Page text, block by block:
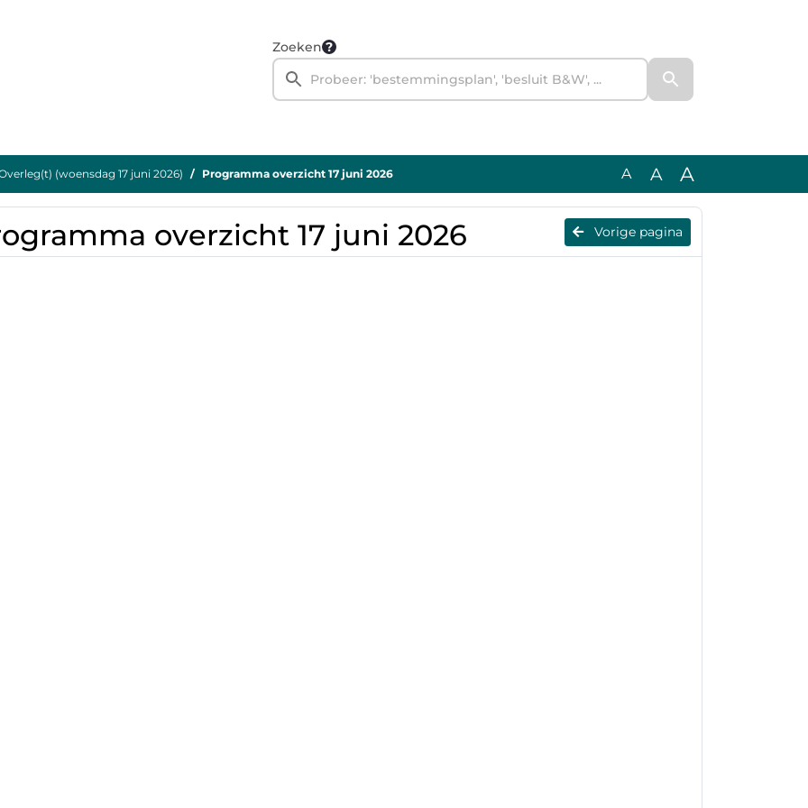
Zoeken
(woensdag 17 juni 2026) Programma overzicht 17 juni 2026 A A A
Vorige pagina
overzicht 17 juni 2026